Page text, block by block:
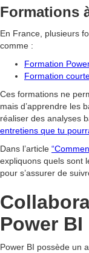
Formations
En France, plusieurs
comme :
Formation
Formation
Ces formations ne
mais d’apprendre les
réaliser des analyses
entretiens que tu
Dans l’article
expliquons quels sont
pour s’assurer de
Power BI
Power BI possède un